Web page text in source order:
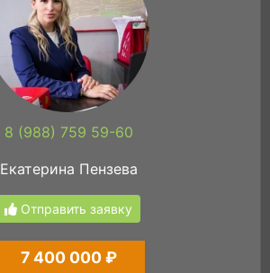
8 (988) 759 59-60
Екатерина Пензева
Отправить заявку
7 400 000 ₽